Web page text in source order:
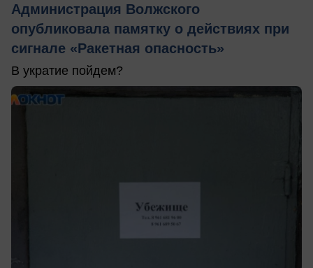
Администрация Волжского
опубликовала памятку о действиях при
сигнале «Ракетная опасность»
В укратие пойдем?